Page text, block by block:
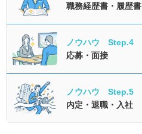
職務経歴書・履歴書
ノウハウ Step.4
応募・面接
ノウハウ Step.5
内定・退職・入社